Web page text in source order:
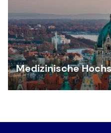
Medizinische